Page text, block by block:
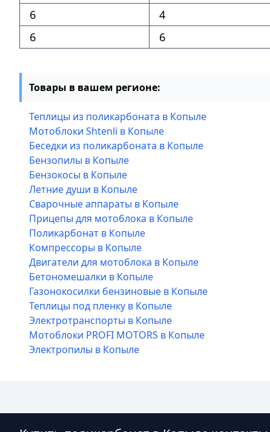
6
4
6
6
Товары в вашем регионе:
Теплицы из поликарбоната в Копыле
Мотоблоки Shtenli в Копыле
Беседки из поликарбоната в Копыле
Бензопилы в Копыле
Бензокосы в Копыле
Летние души в Копыле
Сварочные аппараты в Копыле
Прицепы для мотоблока в Копыле
Поликарбонат в Копыле
Компрессоры в Копыле
Двигатели для мотоблока в Копыле
Бетономешалки в Копыле
Газонокосилки бензиновые в Копыле
Теплицы под пленку в Копыле
Электротранспорты в Копыле
Мотоблоки PROFI MOTORS в Копыле
Электропилы в Копыле